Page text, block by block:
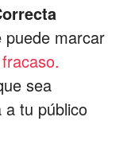
puede marcar
sea
a tu público